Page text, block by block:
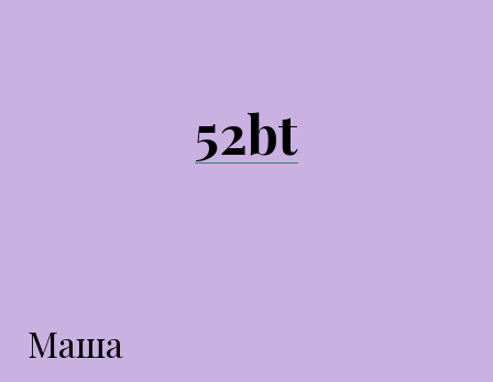
52bt
Маша